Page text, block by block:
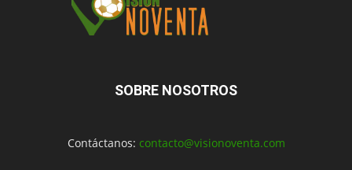
SOBRE NOSOTROS
Contáctanos: contacto@visionoventa.com